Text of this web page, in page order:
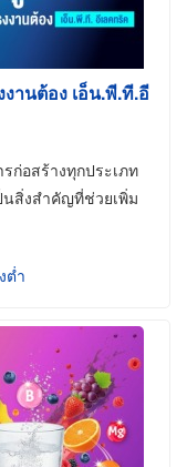
านต้อง เอ็น.พี.ที.อี
ก่อสร้างทุกประเภท
นสิ่งสำคัญที่ช่วยเพิ่ม
ต่ำ